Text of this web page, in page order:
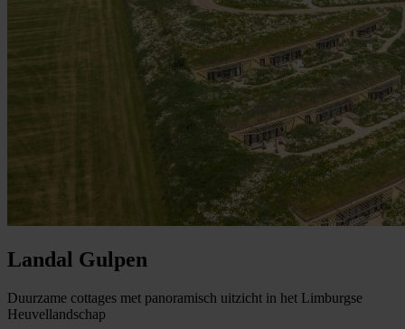
Landal Gulpen
Duurzame cottages met panoramisch uitzicht in het Limburgse
Heuvellandschap